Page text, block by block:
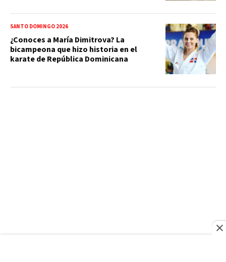
SANTO DOMINGO 2026
¿Conoces a María Dimitrova? La
bicampeona que hizo historia en el
karate de República Dominicana